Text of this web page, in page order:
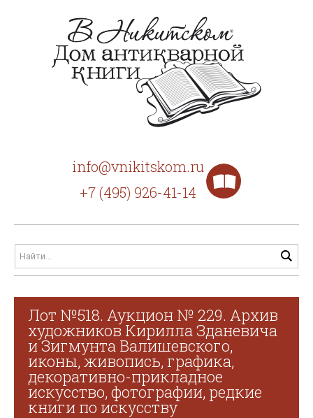
info@vnikitskom.ru
+7 (495) 926-41-14
Лот №518. Аукцион № 229. Архив
художников Кирилла Зданевича
и Зигмунта Валишевского,
иконы, живопись, графика,
декоративно-прикладное
искусство, фотографии, редкие
книги по искусству